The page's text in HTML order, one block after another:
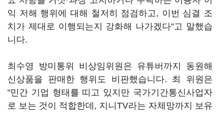
익 저해 행위에 대해 철저히 점검하고, 이번 심결 조
치가 제대로 이행되는지 강화해 나가겠다"고 말했습
니다.
최수영 방미통위 비상임위원은 유튜버까지 동원해
신상품을 판매한 행위도 비판했습니다. 최 위원은
"민간 기업 형태를 띠고 있지만 국가기간통신사업자
로 보는 것이 적합한데, 지니TV라는 자체망까지 보유